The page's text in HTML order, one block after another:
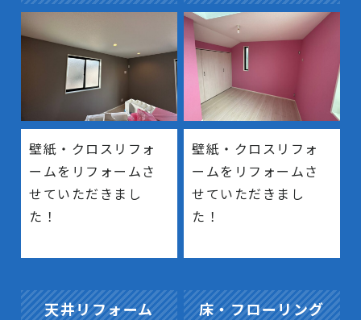
壁紙・クロスリフォ
ームをリフォームさ
せていただきまし
た！
壁紙・クロスリフォ
ームをリフォームさ
せていただきまし
た！
天井リフォーム 床・フローリング